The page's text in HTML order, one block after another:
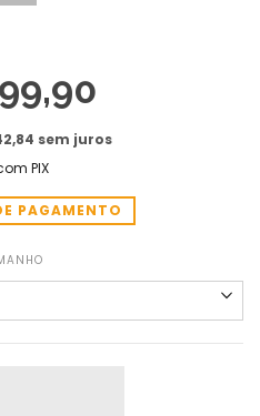
sem juros
PIX
PAGAMENTO